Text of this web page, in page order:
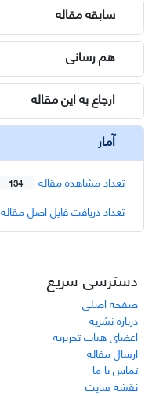
سابقه مقاله
هم رسانی
ارجاع به این مقاله
آمار
تعداد مشاهده مقاله 134
تعداد دریافت فایل اصل مقاله
دسترسی سریع
صفحه اصلی
درباره نشریه
اعضای هیات تحریریه
ارسال مقاله
تماس با ما
نقشه سایت